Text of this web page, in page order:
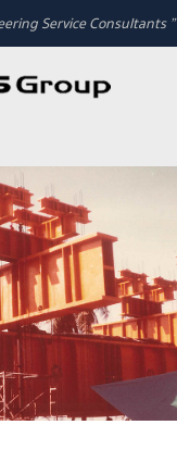
Service Consultants ”